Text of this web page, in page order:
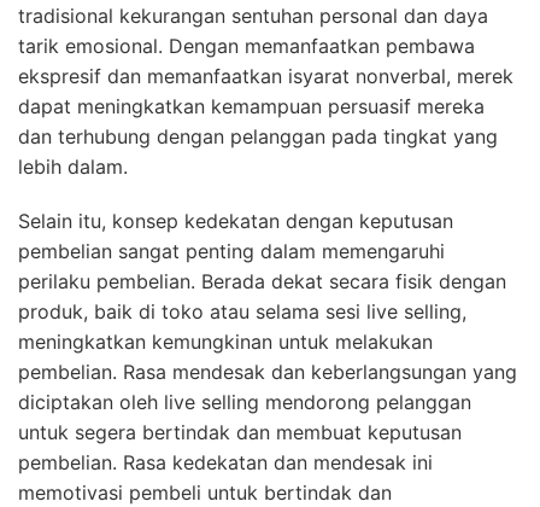
tradisional kekurangan sentuhan personal dan daya
tarik emosional. Dengan memanfaatkan pembawa
ekspresif dan memanfaatkan isyarat nonverbal, merek
dapat meningkatkan kemampuan persuasif mereka
dan terhubung dengan pelanggan pada tingkat yang
lebih dalam.
Selain itu, konsep kedekatan dengan keputusan
pembelian sangat penting dalam memengaruhi
perilaku pembelian. Berada dekat secara fisik dengan
produk, baik di toko atau selama sesi live selling,
meningkatkan kemungkinan untuk melakukan
pembelian. Rasa mendesak dan keberlangsungan yang
diciptakan oleh live selling mendorong pelanggan
untuk segera bertindak dan membuat keputusan
pembelian. Rasa kedekatan dan mendesak ini
memotivasi pembeli untuk bertindak dan